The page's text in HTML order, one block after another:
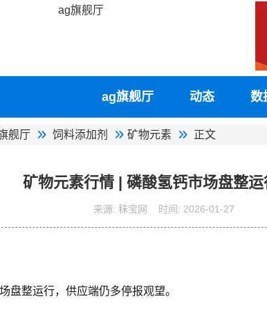
ag旗舰厅
ag旗舰厅 动态 数
舰厅 饲料添加剂 矿物元素 正文
矿物元素行情 | 磷酸氢钙市场盘整
来源: 秣宝网 时间: 2026-01-27
盘整运行，供应端仍多停报观望。